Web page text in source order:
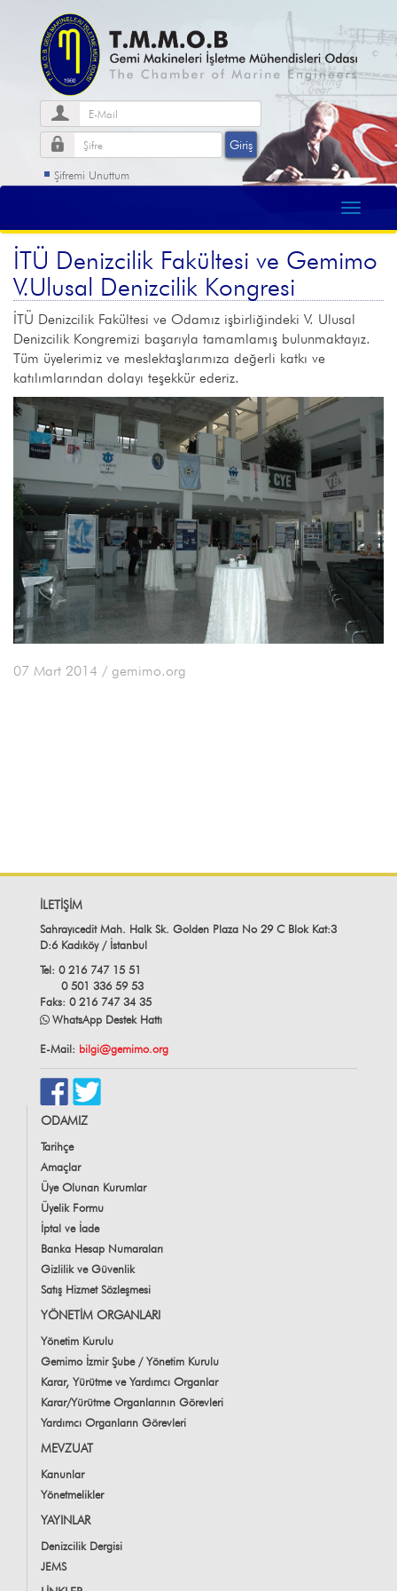
Şifremi Unuttum
İTÜ Denizcilik Fakültesi ve Gemimo
V.Ulusal Denizcilik Kongresi
İTÜ Denizcilik Fakültesi ve Odamız işbirliğindeki V. Ulusal
Denizcilik Kongremizi başarıyla tamamlamış bulunmaktayız.
Tüm üyelerimiz ve meslektaşlarımıza değerli katkı ve
katılımlarından dolayı teşekkür ederiz.
07 Mart 2014 / gemimo.org
İLETİŞİM
Sahrayıcedit Mah. Halk Sk. Golden Plaza No 29 C Blok Kat:3
D:6 Kadıköy / İstanbul
Tel: 0 216 747 15 51
0 501 336 59 53
Faks: 0 216 747 34 35
WhatsApp Destek Hattı
E-Mail: bilgi@gemimo.org
ODAMIZ
Tarihçe
Amaçlar
Üye Olunan Kurumlar
Üyelik Formu
İptal ve İade
Banka Hesap Numaraları
Gizlilik ve Güvenlik
Satış Hizmet Sözleşmesi
YÖNETİM ORGANLARI
Yönetim Kurulu
Gemimo İzmir Şube / Yönetim Kurulu
Karar, Yürütme ve Yardımcı Organlar
Karar/Yürütme Organlarının Görevleri
Yardımcı Organların Görevleri
MEVZUAT
Kanunlar
Yönetmelikler
YAYINLAR
Denizcilik Dergisi
JEMS